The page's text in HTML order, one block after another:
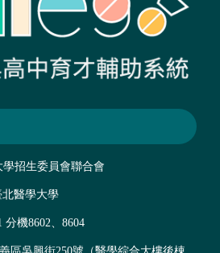
學招生委員會聯合會
醫學大學
分機8602、8604